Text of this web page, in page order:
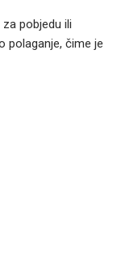
pobjedu ili
polaganje, čime je